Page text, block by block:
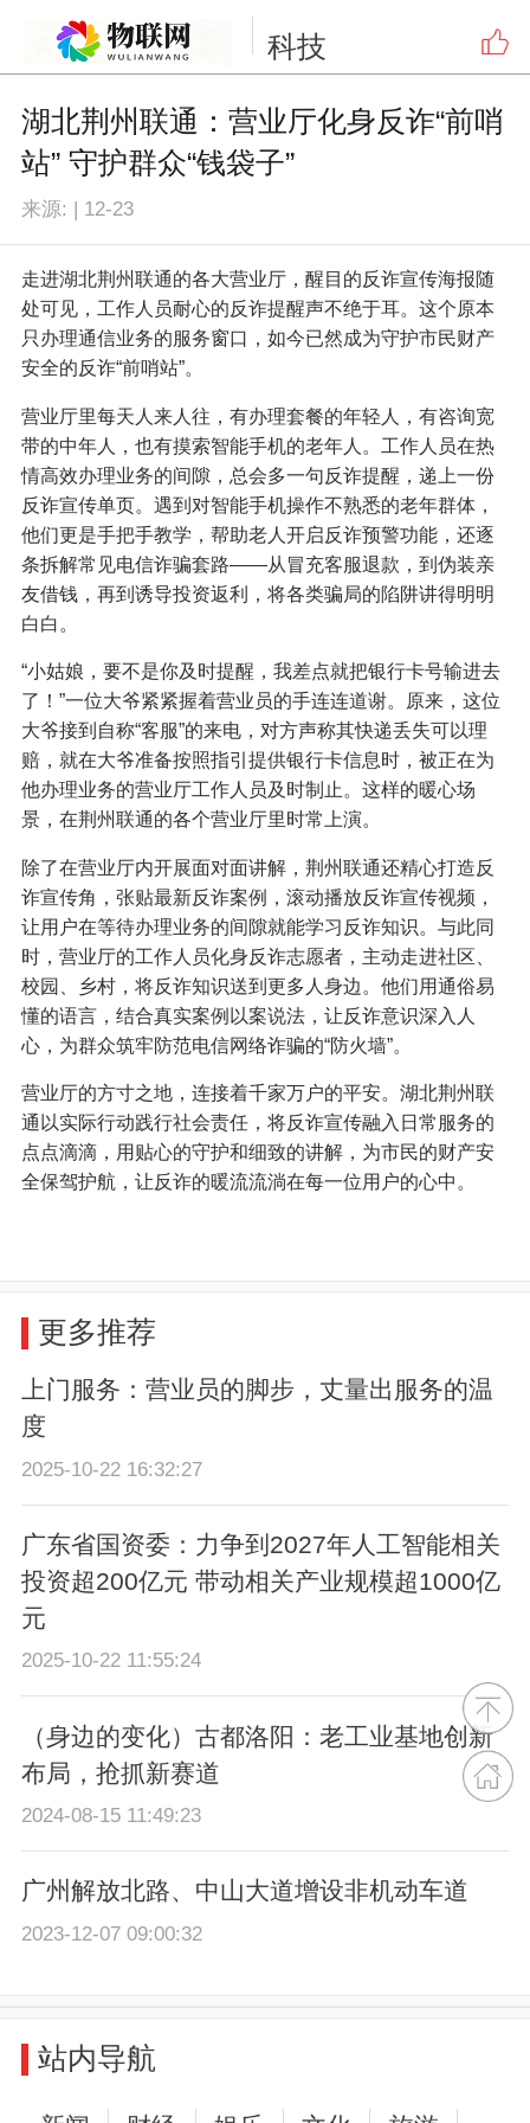
科技
湖北荆州联通：营业厅化身反诈“前哨
站” 守护群众“钱袋子”
来源: | 12-23
走进湖北荆州联通的各大营业厅，醒目的反诈宣传海报随
处可见，工作人员耐心的反诈提醒声不绝于耳。这个原本
只办理通信业务的服务窗口，如今已然成为守护市民财产
安全的反诈“前哨站”。
营业厅里每天人来人往，有办理套餐的年轻人，有咨询宽
带的中年人，也有摸索智能手机的老年人。工作人员在热
情高效办理业务的间隙，总会多一句反诈提醒，递上一份
反诈宣传单页。遇到对智能手机操作不熟悉的老年群体，
他们更是手把手教学，帮助老人开启反诈预警功能，还逐
条拆解常见电信诈骗套路——从冒充客服退款，到伪装亲
友借钱，再到诱导投资返利，将各类骗局的陷阱讲得明明
白白。
“小姑娘，要不是你及时提醒，我差点就把银行卡号输进去
了！”一位大爷紧紧握着营业员的手连连道谢。原来，这位
大爷接到自称“客服”的来电，对方声称其快递丢失可以理
赔，就在大爷准备按照指引提供银行卡信息时，被正在为
他办理业务的营业厅工作人员及时制止。这样的暖心场
景，在荆州联通的各个营业厅里时常上演。
除了在营业厅内开展面对面讲解，荆州联通还精心打造反
诈宣传角，张贴最新反诈案例，滚动播放反诈宣传视频，
让用户在等待办理业务的间隙就能学习反诈知识。与此同
时，营业厅的工作人员化身反诈志愿者，主动走进社区、
校园、乡村，将反诈知识送到更多人身边。他们用通俗易
懂的语言，结合真实案例以案说法，让反诈意识深入人
心，为群众筑牢防范电信网络诈骗的“防火墙”。
营业厅的方寸之地，连接着千家万户的平安。湖北荆州联
通以实际行动践行社会责任，将反诈宣传融入日常服务的
点点滴滴，用贴心的守护和细致的讲解，为市民的财产安
全保驾护航，让反诈的暖流流淌在每一位用户的心中。
更多推荐
上门服务：营业员的脚步，丈量出服务的温
度
2025-10-22 16:32:27
广东省国资委：力争到2027年人工智能相关
投资超200亿元 带动相关产业规模超1000亿
元
2025-10-22 11:55:24
（身边的变化）古都洛阳：老工业基地创新
布局，抢抓新赛道
2024-08-15 11:49:23
广州解放北路、中山大道增设非机动车道
2023-12-07 09:00:32
站内导航